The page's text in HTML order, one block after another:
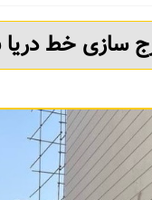
سازی خط